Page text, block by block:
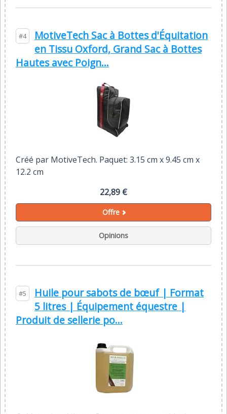
#4
MotiveTech Sac à Bottes d'Équitation
en Tissu Oxford, Grand Sac à Bottes
Hautes avec Poign...
Créé par MotiveTech. Paquet: 3.15 cm x 9.45 cm x
12.2 cm
22,89 €
Offre
Opinions
#5
Huile pour sabots de bœuf | Format
5 litres | Équipement équestre |
Produit de sellerie po...